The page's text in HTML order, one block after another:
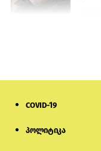
COVID-19
პოლიტიკა